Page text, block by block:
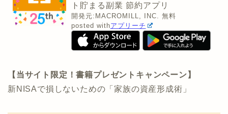
ト貯まる副業 節約アプリ
開発元: MACROMILL, INC.
無料
posted withアプリーチ
【当サイト限定！書籍プレゼントキャンペーン】
新NISAで損しないための「家族の資産形成術」